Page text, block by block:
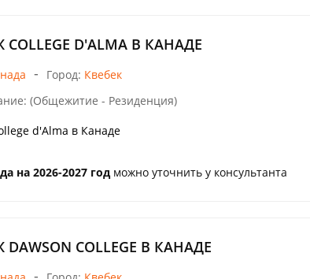
D'ALMA В КАНАДЕ
- Город: Квебек
(Общежитие - Резиденция)
d'Alma в Канаде
на 2026-2027 год можно уточнить у консультанта
COLLEGE В КАНАДЕ